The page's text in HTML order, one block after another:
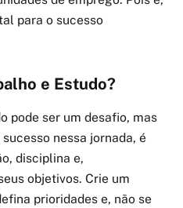
para o sucesso
e Estudo?
pode ser um desafio, mas
nessa jornada, é
disciplina e,
objetivos. Crie um
prioridades e, não se